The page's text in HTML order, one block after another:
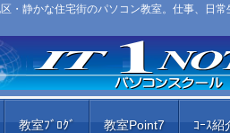
・静かな住宅街のパソコン教室。仕事、日
教室ﾌﾞﾛｸﾞ 教室Point7 ｺｰｽ紹